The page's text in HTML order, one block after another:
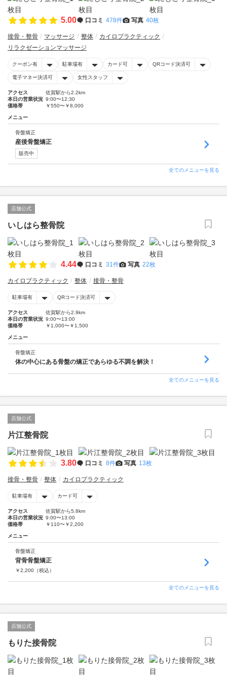
5.00 口コミ 478件 写真 40枚
接骨・整骨 マッサージ 整体
カイロプラクティック
リラクゼーションマッサージ
クーポン有 駐車場有 カード可 QRコード決済可
電子マネー決済可 女性スタッフ
アクセス
佐賀駅から2.2km
本日の営業状況 9:00〜12:30
価格帯
￥550〜￥8,000
メニュー
骨盤矯正
産後骨盤矯正
販売中
全てのメニューを見る
店舗公式
いしはら整骨院
4.44 口コミ 31件 写真 22枚
カイロプラクティック 整体 接骨・整骨
駐車場有 QRコード決済可
アクセス
佐賀駅から2.9km
本日の営業状況 9:00〜13:00
価格帯
￥1,000〜￥1,500
メニュー
骨盤矯正
体の中心にある骨盤の矯正であらゆる不調を解決！
全てのメニューを見る
店舗公式
片江整骨院
3.80 口コミ 8件 写真 13枚
接骨・整骨 整体 カイロプラクティック
駐車場有 カード可
アクセス
佐賀駅から5.8km
本日の営業状況 9:00〜13:00
価格帯
￥110〜￥2,200
メニュー
骨盤矯正
背骨骨盤矯正
￥2,200 （税込）
全てのメニューを見る
店舗公式
もりた接骨院